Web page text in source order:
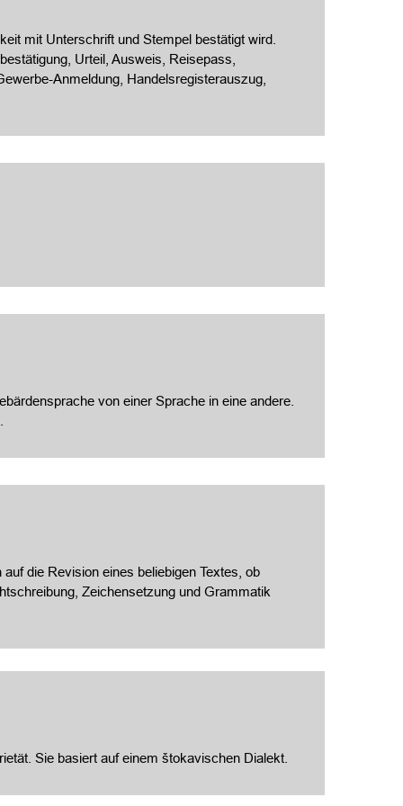
mit Unterschrift und Stempel bestätigt wird.
Urteil, Ausweis, Reisepass,
Anmeldung, Handelsregisterauszug,
von einer Sprache in eine andere.
die Revision eines beliebigen Textes, ob
Zeichensetzung und Grammatik
Sie basiert auf einem štokavischen Dialekt.